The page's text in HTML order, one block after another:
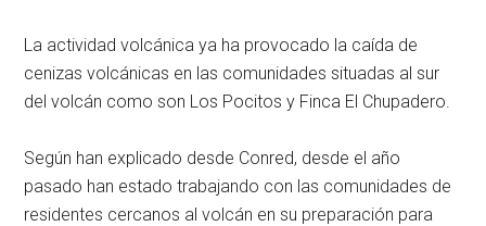
La actividad volcánica ya ha provocado la caída de
cenizas volcánicas en las comunidades situadas al sur
del volcán como son Los Pocitos y Finca El Chupadero.
Según han explicado desde Conred, desde el año
pasado han estado trabajando con las comunidades de
residentes cercanos al volcán en su preparación para